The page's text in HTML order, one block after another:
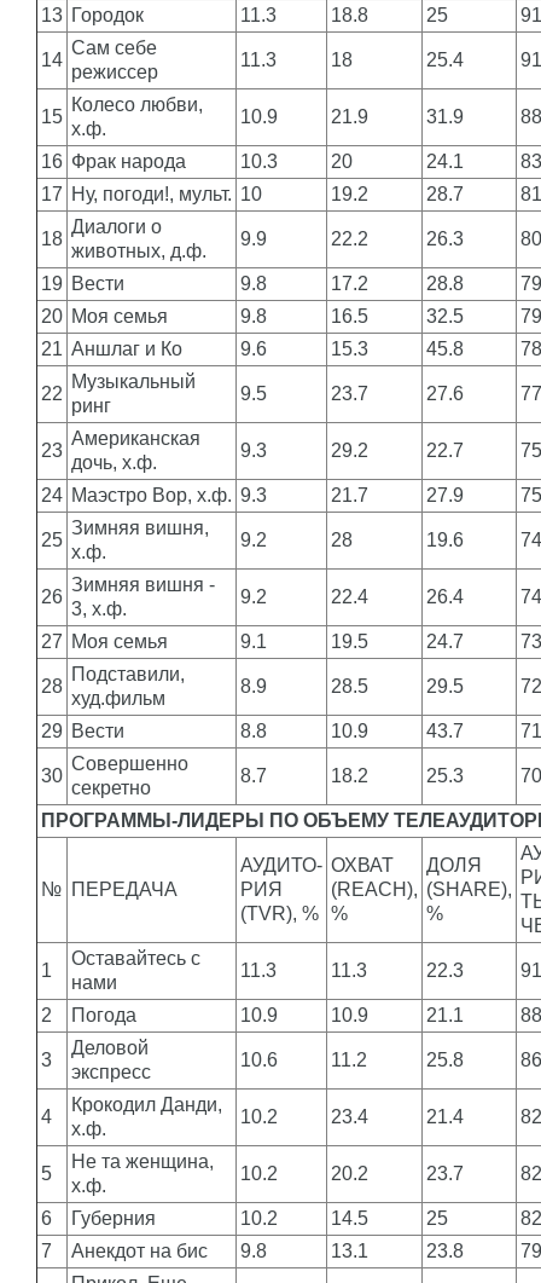
13 Городок 11.3 18.8 25
14
Сам себе
режиссер
11.3 18 25.4
15
Колесо любви,
х.ф.
10.9 21.9 31.9
16 Фрак народа 10.3 20 24.1
17 Ну, погоди!, мульт. 10 19.2 28.7
18
Диалоги о
животных, д.ф.
9.9 22.2 26.3
19 Вести 9.8 17.2 28.8
20 Моя семья 9.8 16.5 32.5
21 Аншлаг и Ко 9.6 15.3 45.8
22
Музыкальный
ринг
9.5 23.7 27.6
23
Американская
дочь, х.ф.
9.3 29.2 22.7
24 Маэстро Вор, х.ф. 9.3 21.7 27.9
25
Зимняя вишня,
х.ф.
9.2 28 19.6
26
Зимняя вишня -
3, х.ф.
9.2 22.4 26.4
27 Моя семья 9.1 19.5 24.7
28
Подставили,
худ.фильм
8.9 28.5 29.5
29 Вести 8.8 10.9 43.7
30
Совершенно
секретно
8.7 18.2 25.3
ПРОГРАММЫ-ЛИДЕРЫ ПО ОБЪЕМУ
№ ПЕРЕДАЧА
АУДИТО-
РИЯ
(TVR), %
ОХВАТ
(REACH),
%
ДОЛЯ
(SHARE),
%
1
Оставайтесь с
нами
11.3 11.3 22.3
2 Погода 10.9 10.9 21.1
3
Деловой
экспресс
10.6 11.2 25.8
4
Крокодил Данди,
х.ф.
10.2 23.4 21.4
5
Не та женщина,
х.ф.
10.2 20.2 23.7
6 Губерния 10.2 14.5 25
7
Анекдот на бис 9.8 13.1 23.8